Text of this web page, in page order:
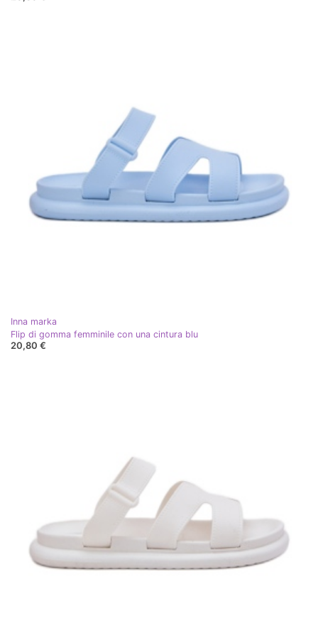
Inna marka
Flip di gomma femminile con una cintura blu
20,80 €